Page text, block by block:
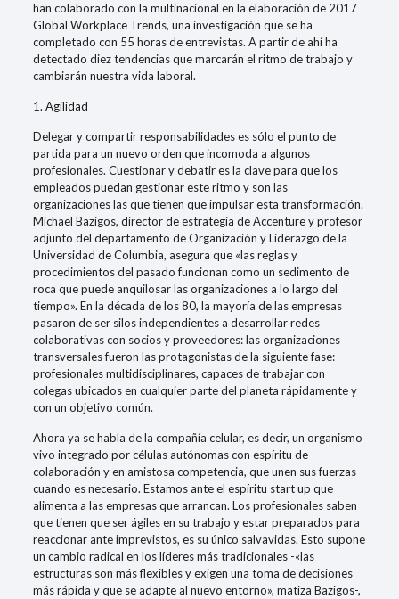
han colaborado con la multinacional en la elaboración de 2017
Global Workplace Trends, una investigación que se ha
completado con 55 horas de entrevistas. A partir de ahí ha
detectado diez tendencias que marcarán el ritmo de trabajo y
cambiarán nuestra vida laboral.
1. Agilidad
Delegar y compartir responsabilidades es sólo el punto de
partida para un nuevo orden que incomoda a algunos
profesionales. Cuestionar y debatir es la clave para que los
empleados puedan gestionar este ritmo y son las
organizaciones las que tienen que impulsar esta transformación.
Michael Bazigos, director de estrategia de Accenture y profesor
adjunto del departamento de Organización y Liderazgo de la
Universidad de Columbia, asegura que «las reglas y
procedimientos del pasado funcionan como un sedimento de
roca que puede anquilosar las organizaciones a lo largo del
tiempo». En la década de los 80, la mayoría de las empresas
pasaron de ser silos independientes a desarrollar redes
colaborativas con socios y proveedores: las organizaciones
transversales fueron las protagonistas de la siguiente fase:
profesionales multidisciplinares, capaces de trabajar con
colegas ubicados en cualquier parte del planeta rápidamente y
con un objetivo común.
Ahora ya se habla de la compañía celular, es decir, un organismo
vivo integrado por células autónomas con espíritu de
colaboración y en amistosa competencia, que unen sus fuerzas
cuando es necesario. Estamos ante el espíritu start up que
alimenta a las empresas que arrancan. Los profesionales saben
que tienen que ser ágiles en su trabajo y estar preparados para
reaccionar ante imprevistos, es su único salvavidas. Esto supone
un cambio radical en los líderes más tradicionales -«las
estructuras son más flexibles y exigen una toma de decisiones
más rápida y que se adapte al nuevo entorno», matiza Bazigos-,